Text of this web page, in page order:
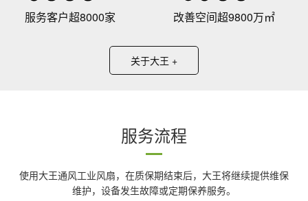
服务客户超8000家
改善空间超9800万㎡
关于大王 +
服务流程
使用大王通风工业风扇，在质保期结束后，大王将继续提供维保
维护，设备发生故障或定期保养服务。